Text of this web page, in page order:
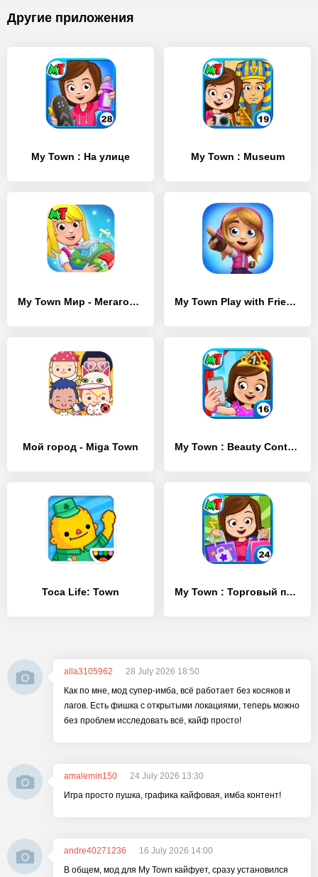
Другие приложения
My Town : На улице My Town : Museum
My Town Мир - Mегагород My Town Play with Friends
Мой город - Miga Town My Town : Beauty Contest
Toca Life: Town My Town : Торговый пассаж
alla3105962
28 July 2026 18:50
Как по мне, мод супер-имба, всё работает без косяков и
лагов. Есть фишка с открытыми локациями, теперь можно
без проблем исследовать всё, кайф просто!
amalemin150
24 July 2026 13:30
Игра просто пушка, графика кайфовая, имба контент!
andre40271236
16 July 2026 14:00
В общем, мод для My Town кайфует, сразу установился